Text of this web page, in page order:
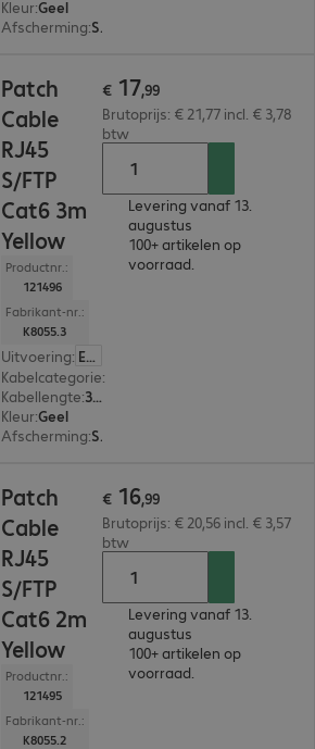
Kleur:Geel
Afscherming: S/FTP (PIMF)
Patch
Cable
RJ45
S/FTP
Cat6 3m
Yellow
Productnr.:
121496
Fabrikant-nr.:
K8055.3
Uitvoering: Europa
Kabelcategorie:
Kabellengte: 3 m
Kleur:Geel
Afscherming: S/FTP (PIMF)
€ 17,99
Brutoprijs: € 21,77 incl. € 3,78
btw
Levering vanaf 13.
augustus
100+ artikelen op
voorraad.
Patch
Cable
RJ45
S/FTP
Cat6 2m
Yellow
Productnr.:
121495
Fabrikant-nr.:
K8055.2
€ 16,99
Brutoprijs: € 20,56 incl. € 3,57
btw
Levering vanaf 13.
augustus
100+ artikelen op
voorraad.